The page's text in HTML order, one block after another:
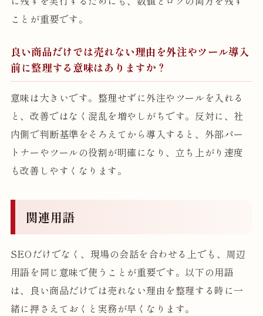
ことが重要です。
良い商品だけでは売れない理由を外注やツール導入
前に整理する意味はありますか？
意味は大きいです。整理せずに外注やツールを入れる
と、改善ではなく混乱を増やしがちです。反対に、社
内側で判断基準をそろえてから導入すると、外部パー
トナーやツールの役割が明確になり、立ち上がり速度
も改善しやすくなります。
関連用語
SEOだけでなく、現場の会話を合わせる上でも、周辺
用語を同じ意味で使うことが重要です。以下の用語
は、良い商品だけでは売れない理由を整理する時に一
緒に押さえておくと実務が早くなります。